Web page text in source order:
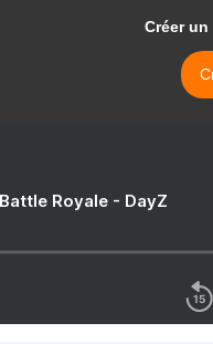
Créer
Royale - DayZ